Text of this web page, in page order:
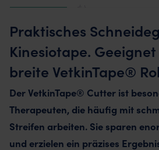
Praktisches
Kinesiotape.
breite VetkinTape®
Der VetkinTape® Cutter ist
Therapeuten, die häufig mit
Streifen arbeiten. Sie sparen
und erzielen ein präzises